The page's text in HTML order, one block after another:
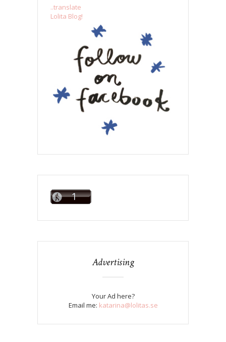
..translate
Lolita Blog!
Advertising
Your Ad here?
Email me: katarina@lolitas.se